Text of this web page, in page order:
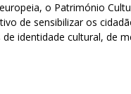
o Património
de sensibilizar os
identidade cultural, de